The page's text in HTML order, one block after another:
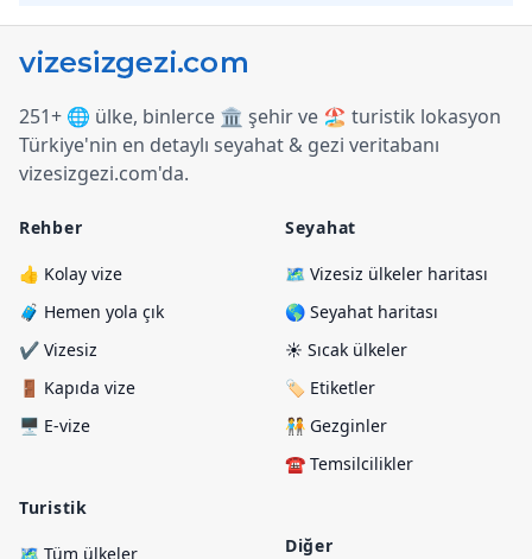
251+ 🌐 ülke, binlerce 🏛️ şehir ve 🏖️ turistik lokasyon
Türkiye'nin en detaylı seyahat & gezi veritabanı
vizesizgezi.com'da.
Rehber
👍 Kolay vize
🧳 Hemen yola çık
✔️ Vizesiz
🚪 Kapıda vize
🖥️ E-vize
Turistik
🗺️ Tüm ülkeler
Seyahat
🗺️ Vizesiz ülkeler haritası
🌎 Seyahat haritası
☀️ Sıcak ülkeler
🏷️ Etiketler
🧑‍🤝‍🧑 Gezginler
☎️ Temsilcilikler
Diğer